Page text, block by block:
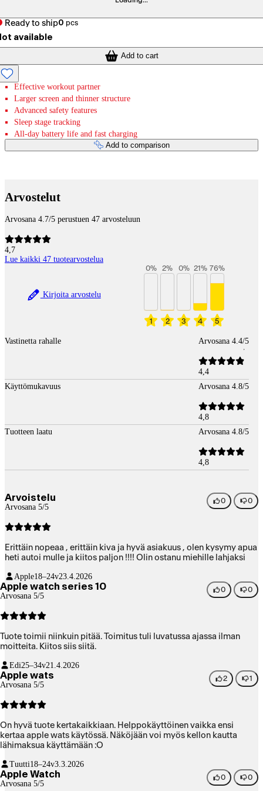
Ready to ship0 pcs
available
Add to cart
Effective workout partner
Larger screen and thinner structure
Advanced safety features
Sleep stage tracking
All-day battery life and fast charging
Add to comparison
Arvostelut
Arvosana 4.7/5 perustuen 47 arvosteluun
4,7
Lue kaikki 47 tuotearvostelua
Kirjoita arvostelu
1
0%
2
2%
3
0%
4
21%
5
76%
Vastinetta rahalle Arvosana 4.4/5
4,4
Käyttömukavuus
Arvosana 4.8/5
4,8
Tuotteen laatu
Arvosana 4.8/5
4,8
Arvoistelu
Arvosana 5/5
0 0
Erittäin nopeaa , erittäin kiva ja hyvä asiakuus , olen kysymy apua
heti autoi mulle ja kiitos paljon !!!! Olin ostanu miehille lahjaksi
Apple18–24v23.4.2026
Apple watch series 10
Arvosana 5/5
0 0
Tuote toimii niinkuin pitää. Toimitus tuli luvatussa ajassa ilman
moitteita. Kiitos siis siitä.
Edi25–34v21.4.2026
Apple wats
Arvosana 5/5
2 1
On hyvä tuote kertakaikkiaan. Helppokäyttöinen vaikka ensi
kertaa apple wats käytössä. Näköjään voi myös kellon kautta
lähimaksua käyttämään :O
Tuutti18–24v3.3.2026
Apple Watch
Arvosana 5/5
0 0